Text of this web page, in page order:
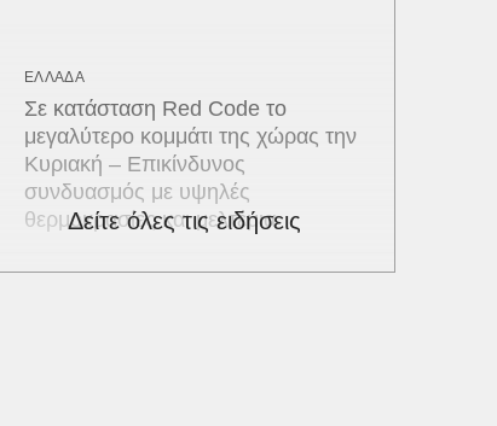
ΕΛΛΑΔΑ
Σε κατάσταση Red Code το
μεγαλύτερο κομμάτι της χώρας την
Κυριακή – Επικίνδυνος
συνδυασμός με υψηλές
θερμοκρασίες και μελτέμια
Δείτε όλες τις ειδήσεις